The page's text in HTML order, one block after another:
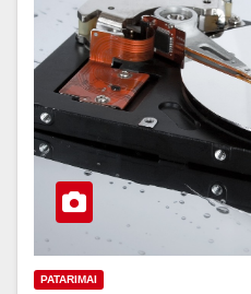
PATARIMAI